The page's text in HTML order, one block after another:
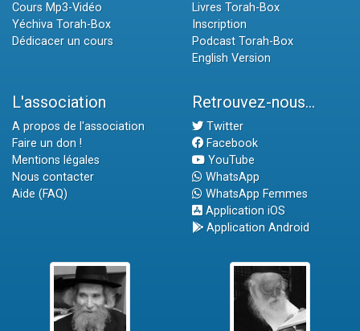
Cours Mp3-Vidéo
Yéchiva Torah-Box
Dédicacer un cours
Livres Torah-Box
Inscription
Podcast Torah-Box
English Version
L'association
A propos de l'association
Faire un don !
Mentions légales
Nous contacter
Aide (FAQ)
Retrouvez-nous...
Twitter
Facebook
YouTube
WhatsApp
WhatsApp Femmes
Application iOS
Application Android